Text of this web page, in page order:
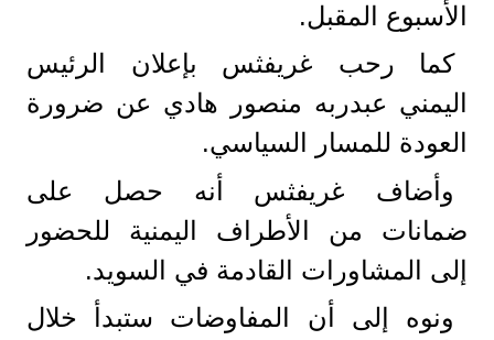
الأسبوع المقبل.
كما رحب غريفثس بإعلان الرئيس
اليمني عبدربه منصور هادي عن ضرورة
العودة للمسار السياسي.
وأضاف غريفثس أنه حصل على
ضمانات من الأطراف اليمنية للحضور
إلى المشاورات القادمة في السويد.
ونوه إلى أن المفاوضات ستبدأ خلال